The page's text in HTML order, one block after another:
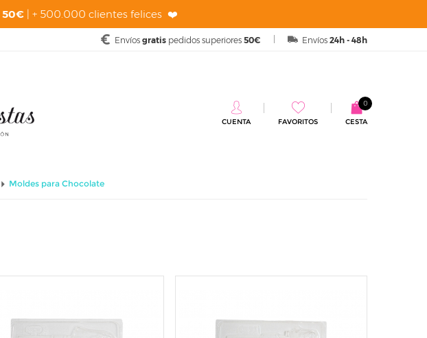
50€ | + 500.000 clientes felices ❤️
Envíos 24h - 48h
Envíos gratis pedidos superiores 50€
CESTA
0
CUENTA FAVORITOS
Moldes para Chocolate